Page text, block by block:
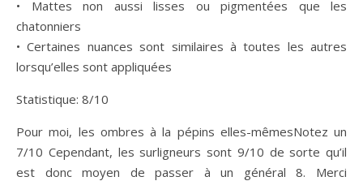
• Mattes non aussi lisses ou pigmentées que les
chatonniers
• Certaines nuances sont similaires à toutes les autres
lorsqu’elles sont appliquées
Statistique: 8/10
Pour moi, les ombres à la pépins elles-mêmesNotez un
7/10 Cependant, les surligneurs sont 9/10 de sorte qu’il
est donc moyen de passer à un général 8. Merci